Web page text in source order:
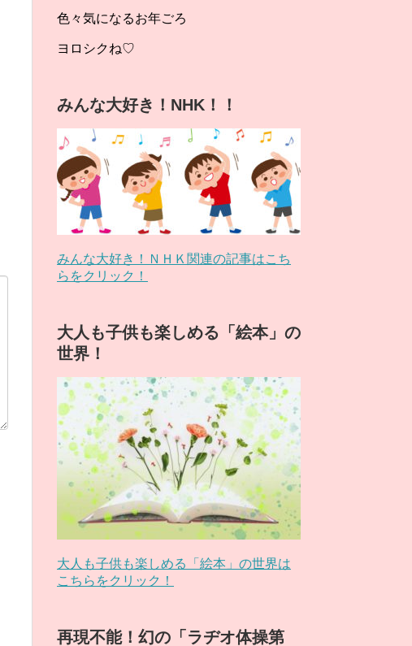
色々気になるお年ごろ
ヨロシクね♡
みんな大好き！NHK！！
みんな大好き！ＮＨＫ関連の記事はこち
らをクリック！
大人も子供も楽しめる「絵本」の
世界！
大人も子供も楽しめる「絵本」の世界は
こちらをクリック！
再現不能！幻の「ラヂオ体操第